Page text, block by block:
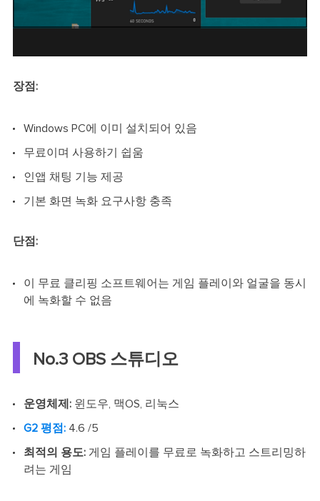
장점:
Windows PC에 이미 설치되어 있음
무료이며 사용하기 쉽움
인앱 채팅 기능 제공
기본 화면 녹화 요구사항 충족
단점:
이 무료 클리핑 소프트웨어는 게임 플레이와 얼굴을 동시
에 녹화할 수 없음
No.3 OBS 스튜디오
운영체제:윈도우, 맥OS, 리눅스
G2 평점:4.6 /5
최적의 용도:게임 플레이를 무료로 녹화하고 스트리밍하
려는 게임